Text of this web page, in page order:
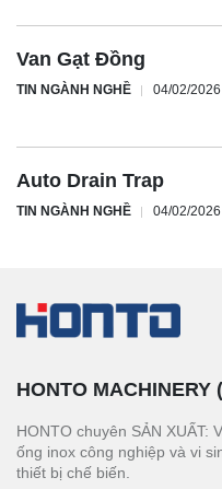
Van Gạt Đồng
TIN NGÀNH NGHỀ 04/02/2026
Auto Drain Trap
TIN NGÀNH NGHỀ 04/02/2026
HONTO MACHINERY
HONTO chuyên SẢN XUẤT:
ống inox công nghiệp và vi
thiết bị chế biến.